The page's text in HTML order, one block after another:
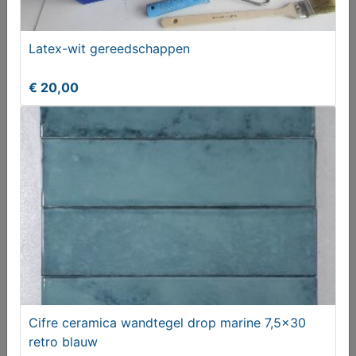
ZGAN RVS gootsteenbakjes vanaf
€ 12,50
Latex-wit gereedschappen
€ 20,00
Cifre ceramica wandtegel drop marine 7,5x30
retro blauw